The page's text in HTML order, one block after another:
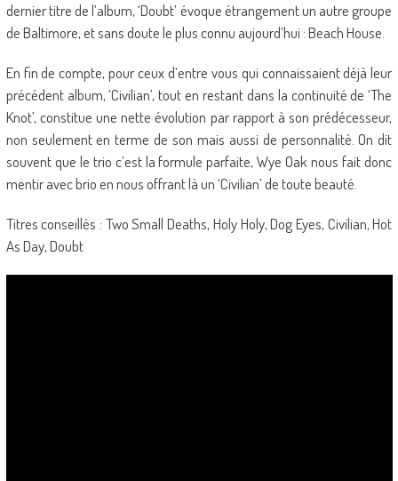
dernier titre de l’album, ‘Doubt’ évoque étrangement un autre groupe
de Baltimore, et sans doute le plus connu aujourd’hui : Beach House.
En fin de compte, pour ceux d’entre vous qui connaissaient déjà leur
précédent album, ‘Civilian’, tout en restant dans la continuité de ‘The
Knot’, constitue une nette évolution par rapport à son prédécesseur,
non seulement en terme de son mais aussi de personnalité. On dit
souvent que le trio c’est la formule parfaite, Wye Oak nous fait donc
mentir avec brio en nous offrant là un ‘Civilian’ de toute beauté.
Titres conseillés : Two Small Deaths, Holy Holy, Dog Eyes, Civilian, Hot
As Day, Doubt